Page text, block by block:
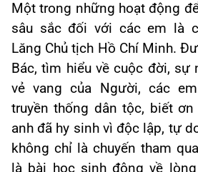
Một trong những hoạt động
sâu sắc đối với các em là
Lăng Chủ tịch Hồ Chí Minh.
Bác, tìm hiểu về cuộc đời, sự
vẻ vang của Người, các
truyền thống dân tộc, biết
anh đã hy sinh vì độc lập, tự
không chỉ là chuyến tham
là bài học sinh động về